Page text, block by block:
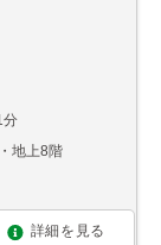
分
地上8階
詳細を見る